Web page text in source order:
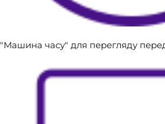
​"Машина часу" для перегляду